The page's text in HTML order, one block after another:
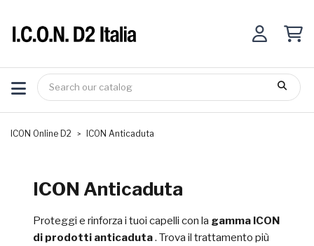
ICON Online D2 ICON Anticaduta
ICON Anticaduta
Proteggi e rinforza i tuoi capelli con la gamma ICON
di prodotti anticaduta. Trova il trattamento più